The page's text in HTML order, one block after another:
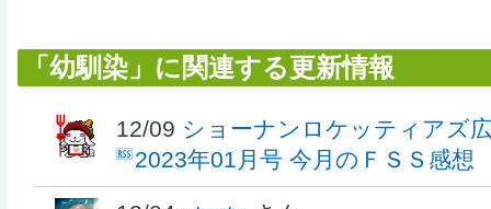
「幼馴染」に関連する更新情報
12/09 ショーナンロケッティアズ
2023年01月号 今月のＦＳＳ感想